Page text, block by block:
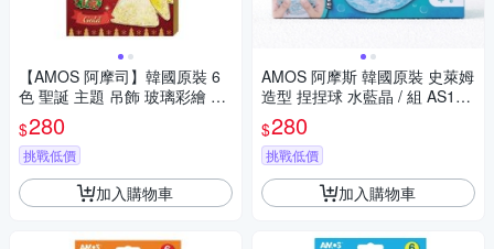
【AMOS 阿摩司】韓國原裝 6
色 聖誕 主題 吊飾 玻璃彩繪 膠
/ 組SD10P6-CH
$280
挑戰低價
加入購物車
AMOS 阿摩斯 韓國原裝 史萊姆
造型 捏捏球 水藍晶 / 組 AS120
P1-CT
$280
挑戰低價
加入購物車